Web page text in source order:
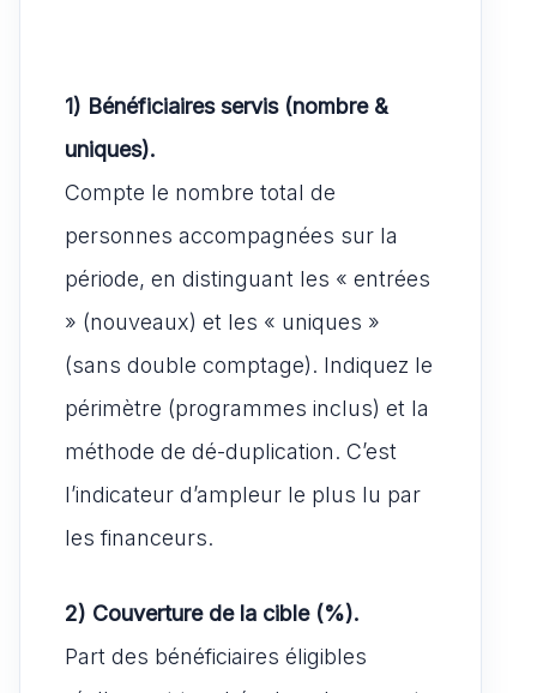
1) Bénéficiaires servis (nombre &
uniques).
Compte le nombre total de
personnes accompagnées sur la
période, en distinguant les « entrées
» (nouveaux) et les « uniques »
(sans double comptage). Indiquez le
périmètre (programmes inclus) et la
méthode de dé-duplication. C’est
l’indicateur d’ampleur le plus lu par
les financeurs.
2) Couverture de la cible (%).
Part des bénéficiaires éligibles